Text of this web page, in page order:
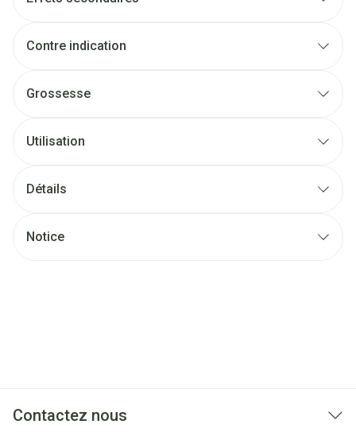
Contre indication
Grossesse
Utilisation
Détails
Notice
Contactez nous